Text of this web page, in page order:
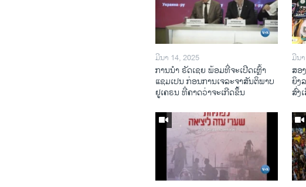
ມີນາ 14, 2025
ການ​ນຳ ຣັດ​ເຊຍ ພ້ອມ​ທີ່​ຈະ​ເປີ​ດ​ເຫຼົ້າ​
ແຊມ​ເປນ ກ່ອນການ​ເຈ​ລະ​ຈາ​ສັນ​ຕິ​ພາບ
ຢູ​ເຄ​ຣນ ທີ່​ຄາດ​ວ່າ​ຈະ​ເກີດ​ຂຶ້ນ
ມີນ
ສອ
ຍິງ
ສົ່ງ